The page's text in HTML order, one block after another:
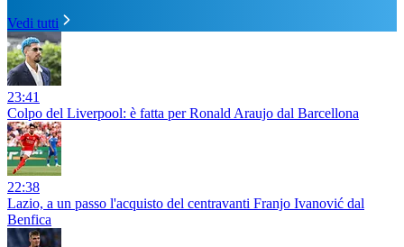
Vedi tutti
23:41
Colpo del Liverpool: è fatta per Ronald Araujo dal Barcellona
22:38
Lazio, a un passo l'acquisto del centravanti Franjo Ivanović dal
Benfica